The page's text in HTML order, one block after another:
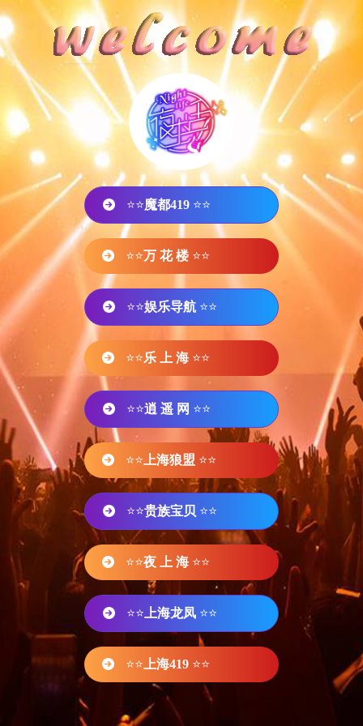
⭐⭐魔都419 ⭐⭐
⭐⭐万 花 楼 ⭐⭐
⭐⭐娱乐导航 ⭐⭐
⭐⭐乐 上 海 ⭐⭐
⭐⭐逍 遥 网 ⭐⭐
⭐⭐ 上海狼盟 ⭐⭐
⭐⭐贵族宝贝 ⭐⭐
⭐⭐夜 上 海 ⭐⭐
⭐⭐ 上海龙凤 ⭐⭐
⭐⭐ 上海419 ⭐⭐